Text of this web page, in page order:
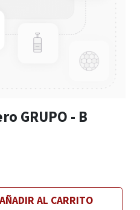
GRUPO - B
AÑADIR AL CARRITO